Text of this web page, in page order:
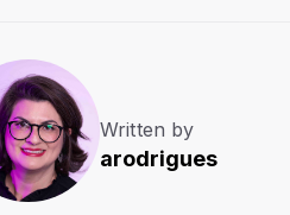
Written by
arodrigues